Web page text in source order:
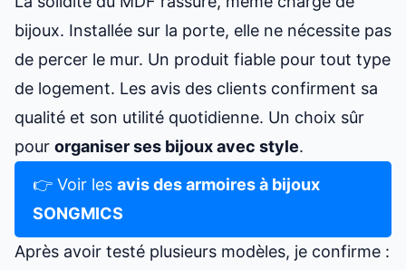
bijoux. Installée sur la porte, elle ne nécessite pas
de percer le mur. Un produit fiable pour tout type
de logement. Les avis des clients confirment sa
qualité et son utilité quotidienne. Un choix sûr
pour organiser ses bijoux avec style.
👉 Voir les avis des armoires à bijoux
SONGMICS
Après avoir testé plusieurs modèles, je confirme :